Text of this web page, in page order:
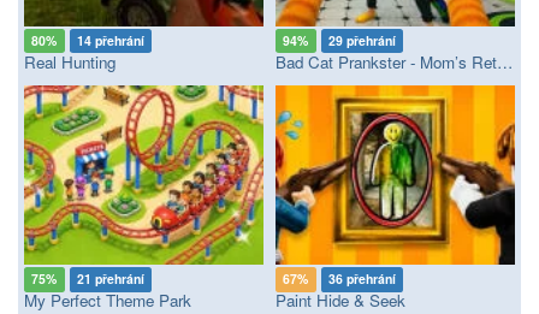
80% 14 přehrání
Real Hunting
94% 29 přehrání
Bad Cat Prankster - Mom’s Return
75% 21 přehrání
My Perfect Theme Park
67% 36 přehrání
Paint Hide & Seek